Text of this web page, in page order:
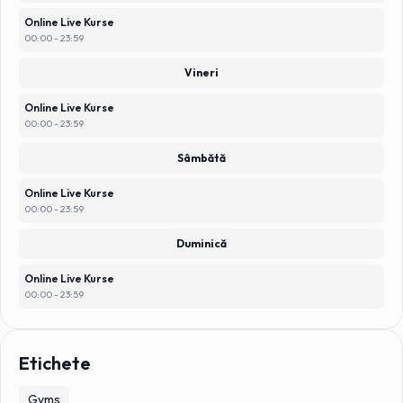
Online Live Kurse
00:00 - 23:59
Vineri
Online Live Kurse
00:00 - 23:59
Sâmbătă
Online Live Kurse
00:00 - 23:59
Duminică
Online Live Kurse
00:00 - 23:59
Etichete
Gyms